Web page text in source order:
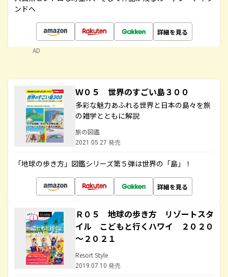
ンドへ
詳細を見る
AD
Ｗ０５ 世界のすごい島３００
多彩な魅力あふれる世界と日本の島々を旅
の雑学とともに解説
旅の図鑑
2021.05.27 発売
「地球の歩き方」図鑑シリーズ第５弾は世界の「島」！
詳細を見る
Ｒ０５ 地球の歩き方 リゾートスタ
イル こどもと行くハワイ ２０２０
～２０２１
Resort Style
2019.07.10 発売